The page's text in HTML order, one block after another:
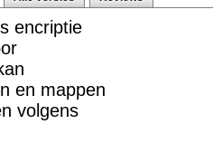
encriptie
en mappen
volgens